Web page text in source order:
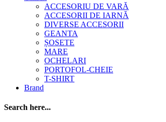
ACCESORIU DE VARĂ
ACCESORII DE IARNĂ
DIVERSE ACCESORII
GEANTA
ȘOSETE
MARE
OCHELARI
PORTOFOL-CHEIE
T-SHIRT
Brand
Search here...